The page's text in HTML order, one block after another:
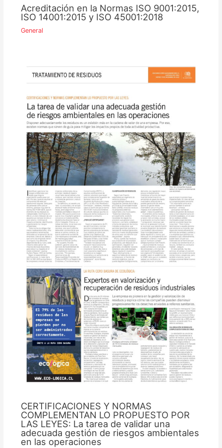
Acreditación en la Normas ISO 9001:2015,
ISO 14001:2015 y ISO 45001:2018
General
CERTIFICACIONES Y NORMAS
COMPLEMENTAN LO PROPUESTO POR
LAS LEYES: La tarea de validar una
adecuada gestión de riesgos ambientales
en las operaciones